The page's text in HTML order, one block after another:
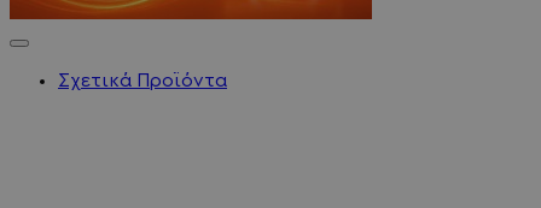
Σχετικά Προϊόντα